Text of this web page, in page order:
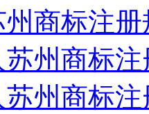
州商标注
苏州商标
苏州商标